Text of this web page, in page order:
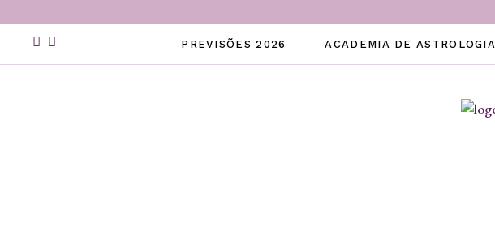
content PREVISÕES 2026 ACADEMIA DE ASTROLOGIA